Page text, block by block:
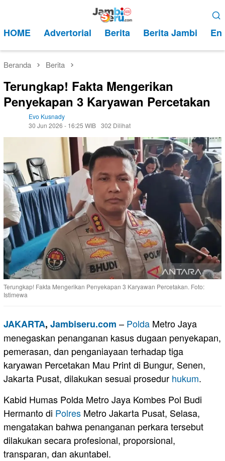
kontenMobile
HOME Advertorial Berita Berita Jambi
Beranda Berita
Terungkap! Fakta Mengerikan
Penyekapan 3 Karyawan Percetakan
Evo Kusnady
30 Jun 2026 - 16:25 WIB 302 Dilihat
Terungkap! Fakta Mengerikan Penyekapan 3 Karyawan Percetakan. Foto:
Istimewa
JAKARTA, Jambiseru.com – Polda Metro Jaya
menegaskan penanganan kasus dugaan penyekapan,
pemerasan, dan penganiayaan terhadap tiga
karyawan Percetakan Mau Print di Bungur, Senen,
Jakarta Pusat, dilakukan sesuai prosedur hukum.
​Kabid Humas Polda Metro Jaya Kombes Pol Budi
Hermanto di Polres Metro Jakarta Pusat, Selasa,
mengatakan bahwa penanganan perkara tersebut
dilakukan secara profesional, proporsional,
transparan, dan akuntabel.